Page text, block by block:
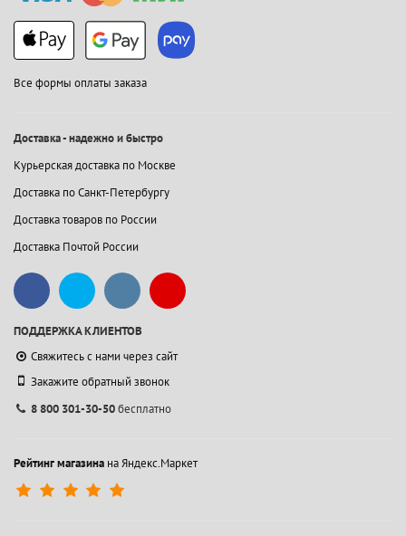
Все формы оплаты заказа
Доставка - надежно и быстро
Курьерская доставка по Москве
Доставка по Санкт-Петербургу
Доставка товаров по России
Доставка Почтой России
ПОДДЕРЖКА КЛИЕНТОВ
Свяжитесь с нами через сайт
Закажите обратный звонок
8 800 301-30-50бесплатно
Рейтинг магазина на Яндекс.Маркет